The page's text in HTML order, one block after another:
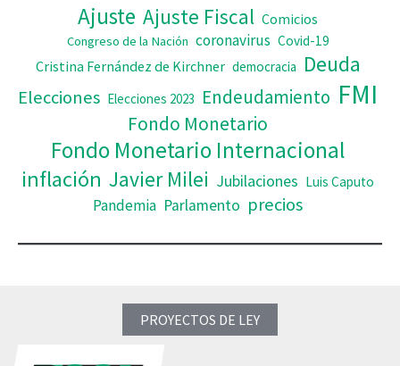
Ajuste Ajuste Fiscal Comicios
Congreso de la Nación coronavirus Covid-19
Cristina Fernández de Kirchner democracia Deuda
Elecciones Elecciones 2023 Endeudamiento FMI
Fondo Monetario
Fondo Monetario Internacional
inflación Javier Milei Jubilaciones Luis Caputo
Pandemia Parlamento precios
PROYECTOS DE LEY